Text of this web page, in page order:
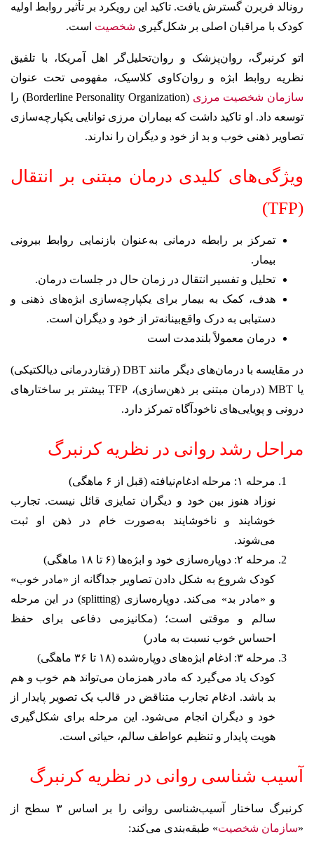
رونالد فربرن گسترش یافت. تاکید این رویکرد بر تأثیر روابط اولیه
کودک با مراقبان اصلی بر شکل‌گیری شخصیت است.
اتو کرنبرگ، روان‌پزشک و روان‌تحلیل‌گر اهل آمریکا، با تلفیق
نظریه روابط ابژه و روان‌کاوی کلاسیک، مفهومی تحت عنوان
سازمان شخصیت مرزی
(Borderline Personality Organization) را
توسعه داد. او تاکید داشت که بیماران مرزی توانایی یکپارچه‌سازی
تصاویر ذهنی خوب و بد از خود و دیگران را ندارند.
ویژگی‌های کلیدی درمان مبتنی بر انتقال
(TFP)
تمرکز بر رابطه درمانی به‌عنوان بازنمایی روابط بیرونی
بیمار.
تحلیل و تفسیر انتقال در زمان حال در جلسات درمان.
هدف، کمک به بیمار برای یکپارچه‌سازی ابژه‌های ذهنی و
دستیابی به درک واقع‌بینانه‌تر از خود و دیگران است.
درمان معمولاً بلندمدت است
در مقایسه با درمان‌های دیگر مانند DBT (رفتاردرمانی دیالکتیکی)
یا MBT (درمان مبتنی بر ذهن‌سازی)، TFP بیشتر بر ساختارهای
درونی و پویایی‌های ناخودآگاه تمرکز دارد.
مراحل رشد روانی در نظریه کرنبرگ
مرحله ۱: مرحله ادغام‌نیافته (قبل از ۶ ماهگی)
نوزاد هنوز بین خود و دیگران تمایزی قائل نیست. تجارب
خوشایند و ناخوشایند به‌صورت خام در ذهن او ثبت
می‌شوند.
مرحله ۲: دوپاره‌سازی خود و ابژه‌ها (۶ تا ۱۸ ماهگی)
کودک شروع به شکل دادن تصاویر جداگانه از «مادر خوب»
و «مادر بد» می‌کند. دوپاره‌سازی (splitting) در این مرحله
سالم و موقتی است؛ (مکانیزمی دفاعی برای حفظ
احساس خوب نسبت به مادر)
مرحله ۳: ادغام ابژه‌های دوپاره‌شده (۱۸ تا ۳۶ ماهگی)
کودک یاد می‌گیرد که مادر همزمان می‌تواند هم خوب و هم
بد باشد. ادغام تجارب متناقض در قالب یک تصویر پایدار از
خود و دیگران انجام می‌شود. این مرحله برای شکل‌گیری
هویت پایدار و تنظیم عواطف سالم، حیاتی است.
آسیب شناسی روانی در نظریه کرنبرگ
کرنبرگ ساختار آسیب‌شناسی روانی را بر اساس ۳ سطح از
«سازمان شخصیت» طبقه‌بندی می‌کند: